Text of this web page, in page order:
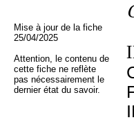
Mise à jour de la fiche
25/04/2025
Attention, le contenu de
cette fiche ne reflète
pas nécessairement le
dernier état du savoir.